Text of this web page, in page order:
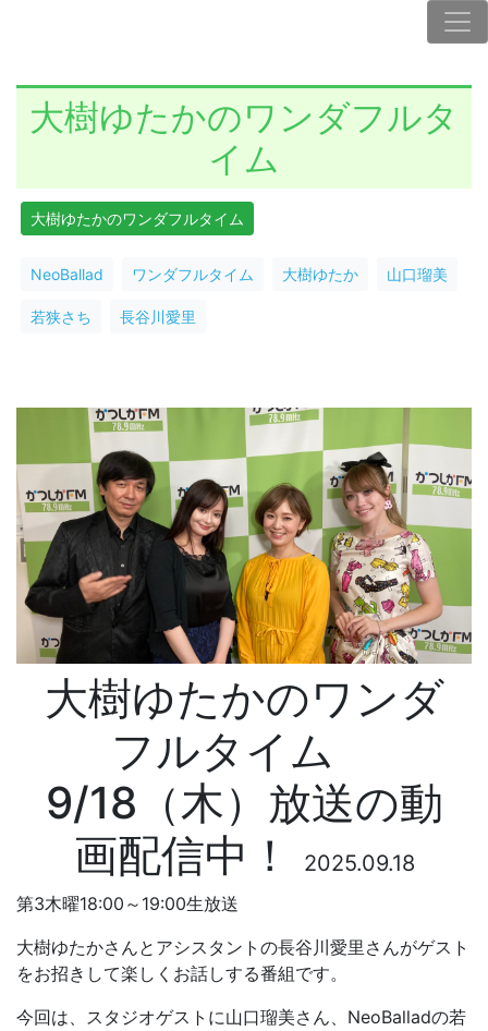
大樹ゆたかのワンダフルタ
イム
大樹ゆたかのワンダフルタイム
NeoBallad ワンダフルタイム 大樹ゆたか 山口瑠美
若狭さち 長谷川愛里
大樹ゆたかのワンダ
フルタイム
9/18（木）放送の動
画配信中！
2025.09.18
第3木曜18:00～19:00生放送
大樹ゆたかさんとアシスタントの長谷川愛里さんがゲスト
をお招きして楽しくお話しする番組です。
今回は、スタジオゲストに山口瑠美さん、NeoBalladの若